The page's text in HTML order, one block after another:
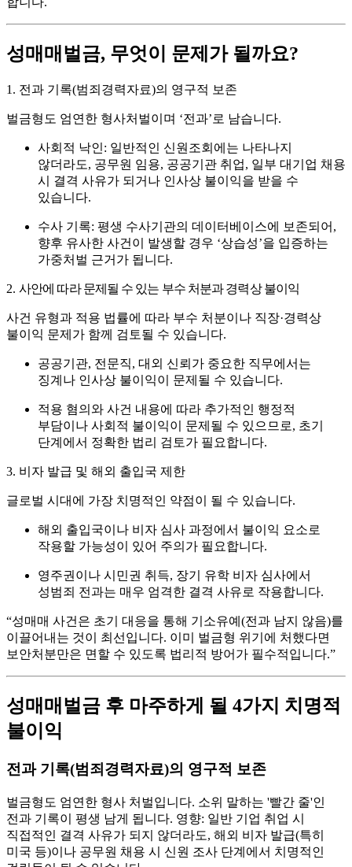
성매매벌금, 무엇이 문제가 될까요?
1. 전과 기록(범죄경력자료)의 영구적 보존
벌금형도 엄연한 형사처벌이며 ‘전과’로 남습니다.
사회적 낙인: 일반적인 신원조회에는 나타나지
않더라도, 공무원 임용, 공공기관 취업, 일부 대기업 채용
시 결격 사유가 되거나 인사상 불이익을 받을 수
있습니다.
수사 기록: 평생 수사기관의 데이터베이스에 보존되어,
향후 유사한 사건이 발생할 경우 ‘상습성’을 입증하는
가중처벌 근거가 됩니다.
2. 사안에 따라 문제될 수 있는 부수 처분과 경력상 불이익
사건 유형과 적용 법률에 따라 부수 처분이나 직장·경력상
불이익 문제가 함께 검토될 수 있습니다.
공공기관, 전문직, 대외 신뢰가 중요한 직무에서는
징계나 인사상 불이익이 문제될 수 있습니다.
적용 혐의와 사건 내용에 따라 추가적인 행정적
부담이나 사회적 불이익이 문제될 수 있으므로, 초기
단계에서 정확한 법리 검토가 필요합니다.
3. 비자 발급 및 해외 출입국 제한
글로벌 시대에 가장 치명적인 약점이 될 수 있습니다.
해외 출입국이나 비자 심사 과정에서 불이익 요소로
작용할 가능성이 있어 주의가 필요합니다.
영주권이나 시민권 취득, 장기 유학 비자 심사에서
성범죄 전과는 매우 엄격한 결격 사유로 작용합니다.
“성매매 사건은 초기 대응을 통해 기소유예(전과 남지 않음)를
이끌어내는 것이 최선입니다. 이미 벌금형 위기에 처했다면
보안처분만은 면할 수 있도록 법리적 방어가 필수적입니다.”
성매매벌금 후 마주하게 될 4가지 치명적
불이익
전과 기록(범죄경력자료)의 영구적 보존
벌금형도 엄연한 형사 처벌입니다. 소위 말하는 '빨간 줄'인
전과 기록이 평생 남게 됩니다. 영향: 일반 기업 취업 시
직접적인 결격 사유가 되지 않더라도, 해외 비자 발급(특히
미국 등)이나 공무원 채용 시 신원 조사 단계에서 치명적인